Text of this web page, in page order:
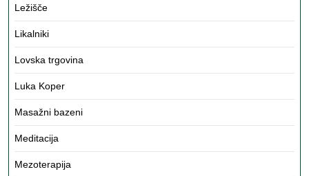
Ležišče
Likalniki
Lovska trgovina
Luka Koper
Masažni bazeni
Meditacija
Mezoterapija